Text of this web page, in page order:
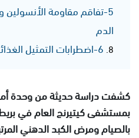
5-تفاقم مقاومة
الدم
6-اضطرابات التمثيل الغذائي وزيادة الدهون الضارة
كشفت دراسة حديثة من وحدة
بمستشفى كيتيرنج العام في
بالصيام ومرض الكبد الدهني